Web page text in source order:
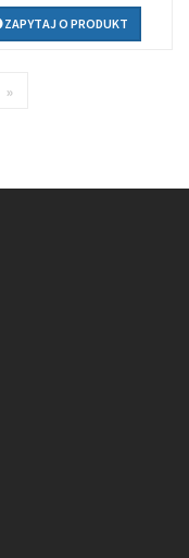
ZAPYTAJ O PRODUKT
»